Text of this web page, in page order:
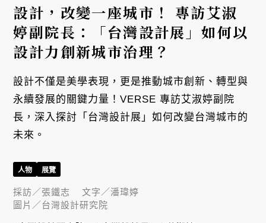
設計，改變一座城市！ 專訪艾淑
婷副院長：「台灣設計展」如何以
設計力創新城市治理？
設計不僅是美學表現，更是推動城市創新、轉型與
永續發展的關鍵力量！VERSE 專訪艾淑婷副院
長，深入探討「台灣設計展」如何改變台灣城市的
未來。
人物 展覽
採訪／張鐵志 文字／潘瑋婷
圖片／台灣設計研究院